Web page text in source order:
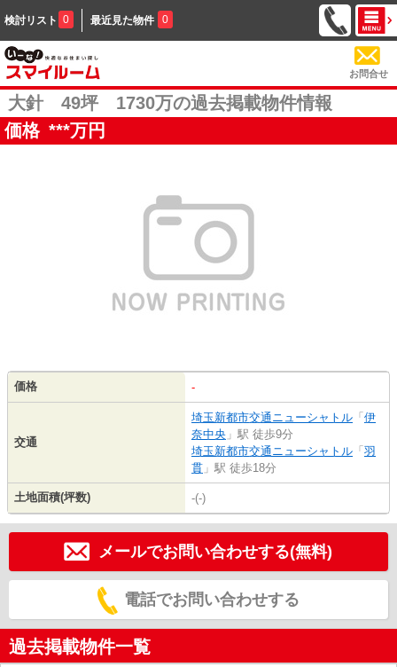
検討リスト 0 最近見た物件 0
お問合せ
大針 49坪 1730万の過去掲載物件情報
価格 ***万円
価格 -
交通
埼玉新都市交通ニューシャトル 「 伊
奈中央 」駅 徒歩9分
埼玉新都市交通ニューシャトル 「 羽
貫 」駅 徒歩18分
土地面積(坪数) -(-)
メールでお問い合わせする(無料)
電話でお問い合わせする
過去掲載物件一覧